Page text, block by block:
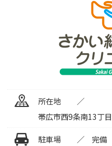
所在地
帯広市西9条南13丁
駐車場 完備